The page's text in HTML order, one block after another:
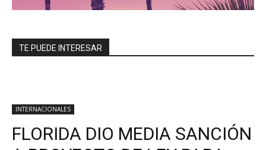
TE PUEDE INTERESAR